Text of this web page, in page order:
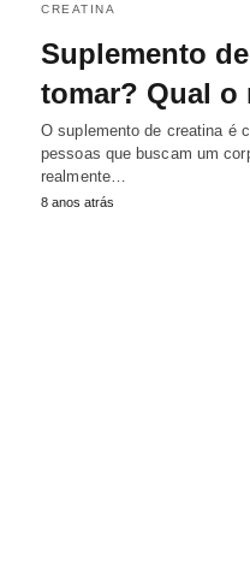
CREATINA
Suplemento
tomar? Qual o
O suplemento de creatina é
pessoas que buscam um
realmente…
8 anos atrás